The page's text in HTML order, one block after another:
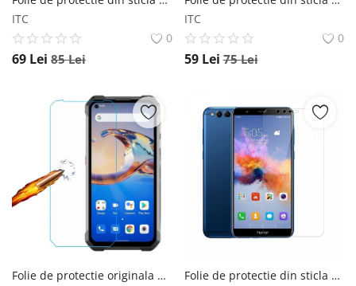
ITC
0
69 Lei 85Lei
ITC
0
59 Lei 75Lei
Folie de protectie originala din sticla pentru Unihertz 8849 Tank 2 Tank 3 Tank 3 PRO UNIHERTZ
Folie de protectie din sticla pentru Honor 7X tempered glass